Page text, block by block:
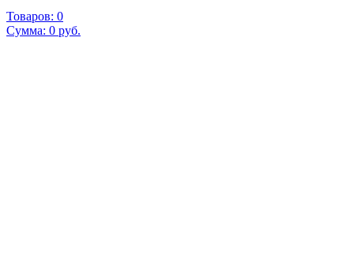
Товаров: 0
Сумма: 0 руб.